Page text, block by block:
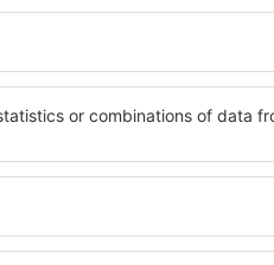
Ihre
Einrichtungen für
für Reisende
Welche
Unterkünften